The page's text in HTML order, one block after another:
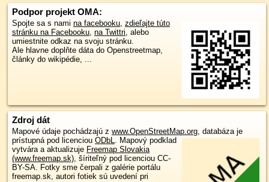
Podpor projekt OMA:
Spojte sa s nami na facebooku zdieľajte túto
stránku na Facebooku na Twittri , alebo
umiestnite odkaz na svoju stránku.
Ale hlavne doplňte dáta do Openstreetmap,
články do wikipédie, ...
Zdroj dát
Mapové údaje pochádzajú z www.OpenStreetMap.org , databáza je
prístupná pod licenciou ODbL
Mapový podklad
vytvára a aktualizuje Freemap Slovakia
(www.freemap.sk) , šíriteľný pod licenciou CC-
BY-SA. Fotky sme čerpali z galérie portálu
freemap.sk, autori fotiek sú uvedení pri